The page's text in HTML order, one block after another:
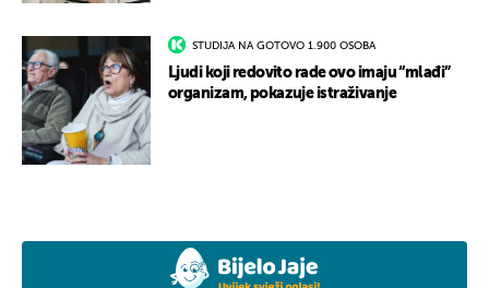
STUDIJA NA GOTOVO 1.900 OSOBA
Ljudi koji redovito rade ovo imaju “mlađi”
organizam, pokazuje istraživanje